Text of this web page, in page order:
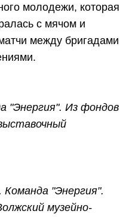
молодежи, которая
с мячом и
между бригадами
"Энергия". Из фондов
"Энергия".
музейно-